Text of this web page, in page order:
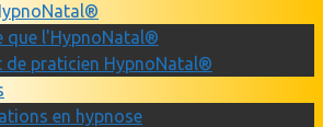
que l'HypnoNatal®
de praticien HypnoNatal®
en hypnose